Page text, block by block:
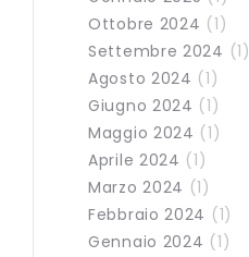
Ottobre 2024 (1)
Settembre 2024 (1)
Agosto 2024 (1)
Giugno 2024 (1)
Maggio 2024 (1)
Aprile 2024 (1)
Marzo 2024 (1)
Febbraio 2024 (1)
Gennaio 2024 (1)